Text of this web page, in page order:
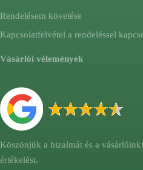
Rendelésem követése
Kapcsolatfelvétel a rendeléssel
Vásárlói vélemények
Köszönjük a bizalmát és a
értékelést.